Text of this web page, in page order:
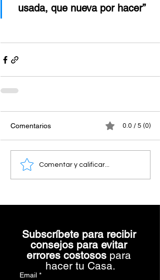
usada, que nueva por hacer”
Comentarios 0.0 / 5 (0)
Comentar y calificar...
Subscríbete para recibir
consejos para evitar
errores costosos para
hacer tu Casa.
Email *